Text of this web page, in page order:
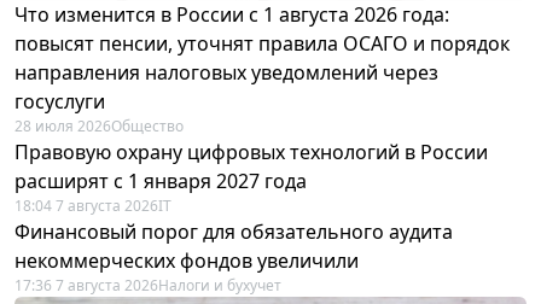
Что изменится в России с 1 августа 2026 года:
повысят пенсии, уточнят правила ОСАГО и порядок
направления налоговых уведомлений через
госуслуги
28 июля 2026Общество
Правовую охрану цифровых технологий в России
расширят с 1 января 2027 года
18:04 7 августа 2026IT
Финансовый порог для обязательного аудита
некоммерческих фондов увеличили
17:36 7 августа 2026Налоги и бухучет